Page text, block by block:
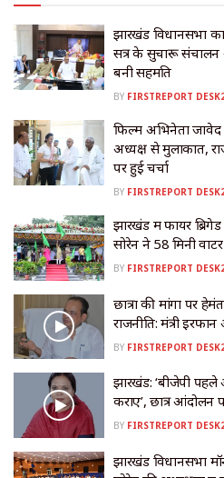
झारखंड विधानसभा
सत्र के सुचारू संचालन
बनी सहमति
BY FIRSTREPORT
फिल्म अभिनेता
अध्यक्ष से मुलाकात,
पर हुई चर्चा
BY FIRSTREPORT
झारखंड में फायर
सोरेन ने 58 मिनी
BY FIRSTREPORT
छात्रों की मांगों पर
राजनीति: मंत्री इरफान
BY FIRSTREPORT
झारखंड: ‘बीजेपी
कराए’, छात्र आंदोलन
BY FIRSTREPORT
झारखंड विधानसभा